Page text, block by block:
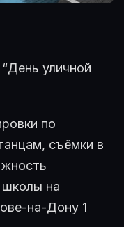
уличной
по
съёмки в
школы на
на-Дону 1